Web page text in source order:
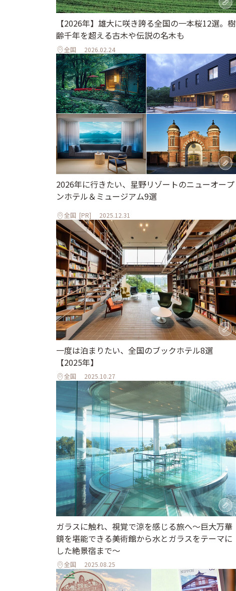
【2026年】雄大に咲き誇る全国の一本桜12選。樹
齢千年を超える古木や伝説の名木も
全国 2026.02.24
2026年に行きたい、星野リゾートのニューオープ
ンホテル＆ミュージアム9選
全国 [PR] 2025.12.31
一度は泊まりたい、全国のブックホテル8選
【2025年】
全国 2025.10.27
ガラスに触れ、視覚で涼を感じる旅へ～巨大万華
鏡を堪能できる美術館から水とガラスをテーマに
した絶景宿まで～
全国 2025.08.25